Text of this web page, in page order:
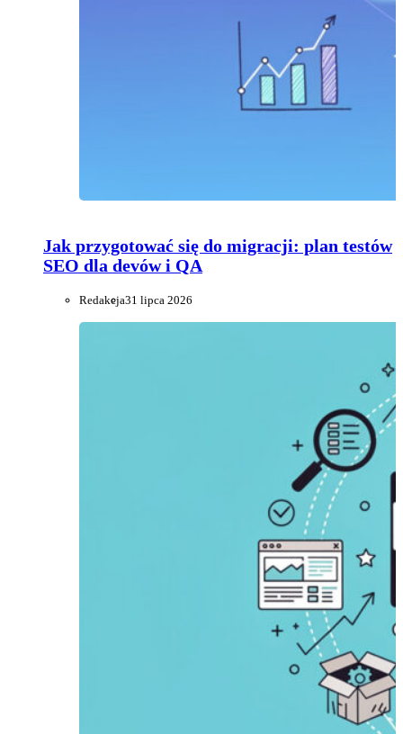
Jak przygotować się do migracji: plan testów
SEO dla devów i QA
Redakcja31 lipca 2026